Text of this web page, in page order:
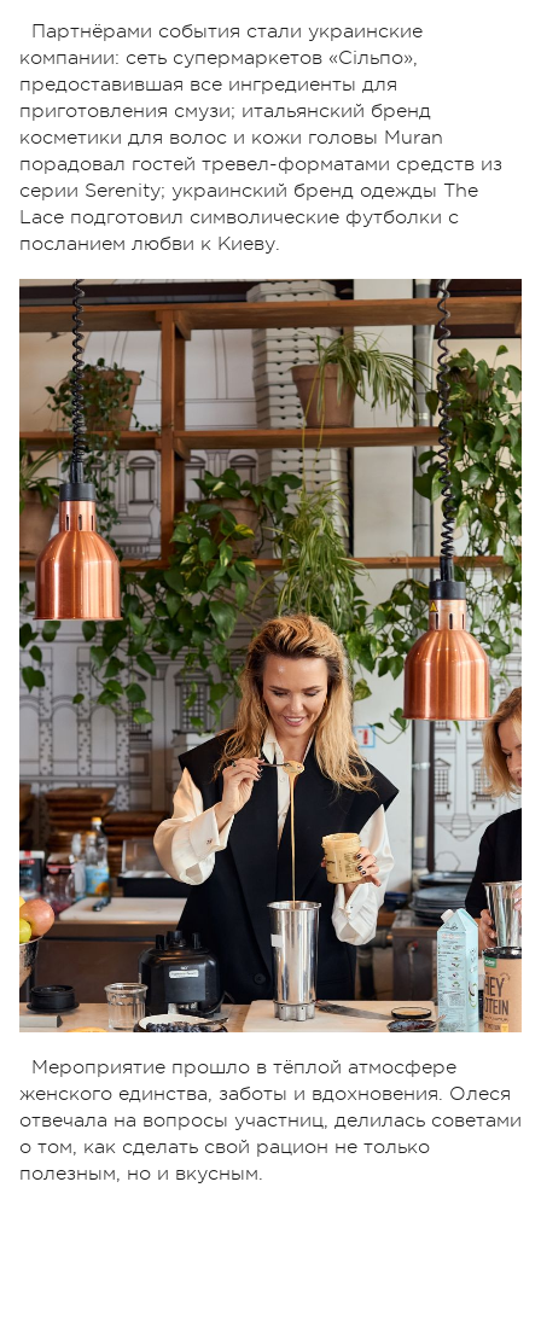
Партнёрами события стали украинские
компании: сеть супермаркетов «Сільпо»,
предоставившая все ингредиенты для
приготовления смузи; итальянский бренд
косметики для волос и кожи головы Muran
порадовал гостей тревел-форматами средств из
серии Serenity; украинский бренд одежды The
Lace подготовил символические футболки с
посланием любви к Киеву.
Мероприятие прошло в тёплой атмосфере
женского единства, заботы и вдохновения. Олеся
отвечала на вопросы участниц, делилась советами
о том, как сделать свой рацион не только
полезным, но и вкусным.